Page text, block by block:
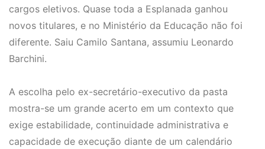
cargos eletivos. Quase toda a Esplanada ganhou
novos titulares, e no Ministério da Educação não foi
diferente. Saiu Camilo Santana, assumiu Leonardo
Barchini.
A escolha pelo ex-secretário-executivo da pasta
mostra-se um grande acerto em um contexto que
exige estabilidade, continuidade administrativa e
capacidade de execução diante de um calendário